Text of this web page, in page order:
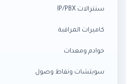
سنترالات IP/PBX
كاميرات المراقبة
خوادم ومعدات
سويتشات ونقاط وصول